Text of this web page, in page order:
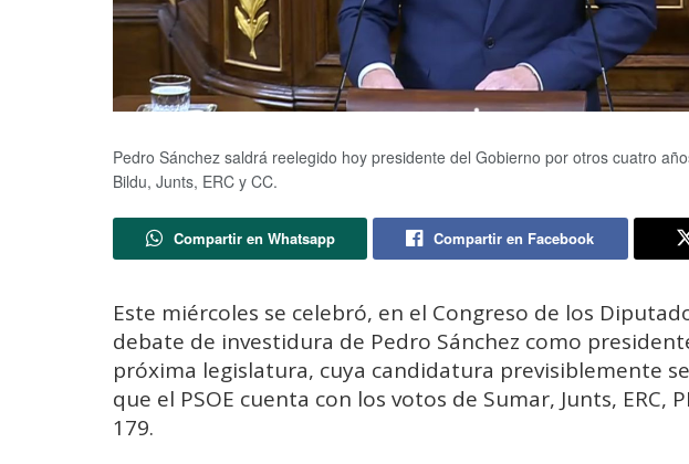
Pedro Sánchez saldrá reelegido hoy presidente del Gobierno por otros cuatro
Bildu, Junts, ERC y CC.
Compartir en Whatsapp Compartir en Facebook
Este miércoles se celebró, en el Congreso de los
debate de investidura de Pedro Sánchez como
próxima legislatura, cuya candidatura previsiblemente
que el PSOE cuenta con los votos de Sumar, Junts, ERC,
179.